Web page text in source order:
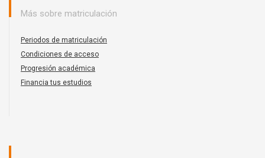
Más sobre matriculación
Periodos de matriculación
Condiciones de acceso
Progresión académica
Financia tus estudios